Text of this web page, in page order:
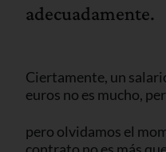
adecuadamente.
Ciertamente, un
euros no es mucho,
pero olvidamos el